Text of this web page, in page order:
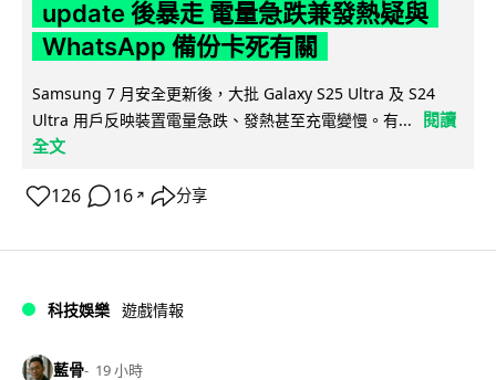
update 後暴走 電量急跌兼發熱疑與
WhatsApp 備份卡死有關
Samsung 7 月安全更新後，大批 Galaxy S25 Ultra 及 S24
Ultra 用戶反映裝置電量急跌、發熱甚至充電變慢。有...
閱讀
全文
126 16 ↗ 分享
科技娛樂 遊戲情報
藍骨 19 小時